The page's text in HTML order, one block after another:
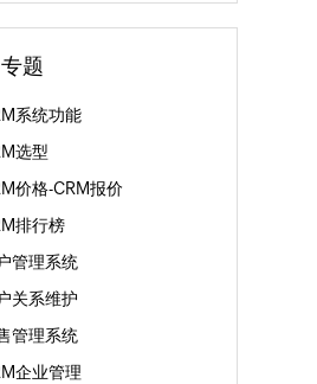
题
系统功能
选型
价格-CRM报价
排行榜
管理系统
关系维护
管理系统
企业管理